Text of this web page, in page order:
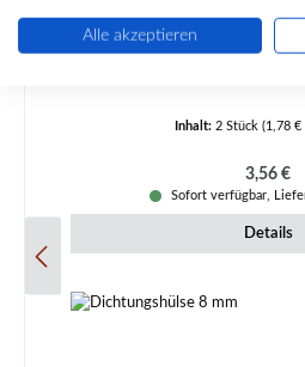
Produktnummer:
Inhalt: 2 Stück (1,78 €
3,56 €
Sofort verfügbar,
Details
Alle akzeptieren